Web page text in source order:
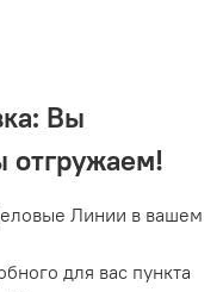
Вы
отгружаем!
Линии в вашем
для вас пункта